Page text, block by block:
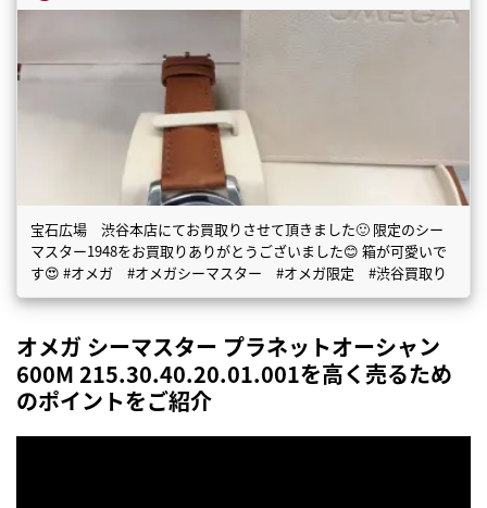
宝石広場 渋谷本店にてお買取りさせて頂きました🙂 限定のシー
マスター1948をお買取りありがとうございました😊 箱が可愛いで
す😍 #オメガ #オメガシーマスター #オメガ限定 #渋谷買取り
オメガ シーマスター プラネットオーシャン
600M 215.30.40.20.01.001を高く売るため
のポイントをご紹介